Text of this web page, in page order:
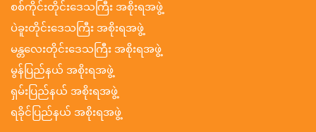
စစ်ကိုင်းတိုင်းဒေသကြီး အစိုးရအဖွဲ့
ပဲခူးတိုင်းဒေသကြီး အစိုးရအဖွဲ့
မန္တလေးတိုင်းဒေသကြီး အစိုးရအဖွဲ့
မွန်ပြည်နယ် အစိုးရအဖွဲ့
ရှမ်းပြည်နယ် အစိုးရအဖွဲ့
ရခိုင်ပြည်နယ် အစိုးရအဖွဲ့